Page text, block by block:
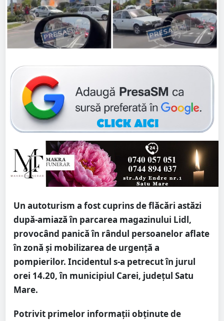
Un autoturism a fost cuprins de flăcări astăzi
după-amiază în parcarea magazinului Lidl,
provocând panică în rândul persoanelor aflate
în zonă și mobilizarea de urgență a
pompierilor. Incidentul s-a petrecut în jurul
orei 14.20, în municipiul Carei, județul Satu
Mare.
Potrivit primelor informații obținute de